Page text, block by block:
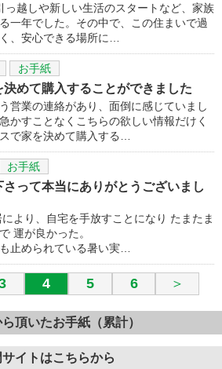
っ越しや新しい生活のスタートなど、家族
一年でした。その中で、この住まいで過
、安心できる場所に…
お手紙
めて購入することができました
営業の連絡があり、面倒に感じていまし
かすことなくこちらの欲しい情報だけく
で家を決めて購入する…
お手紙
って本当にありがとうございまし
より、自宅を手放すことになり たまたま
運が良かった。
止められている暑い実…
4 5 6 ＞
頂いたお手紙（累計）
イトはこちらから